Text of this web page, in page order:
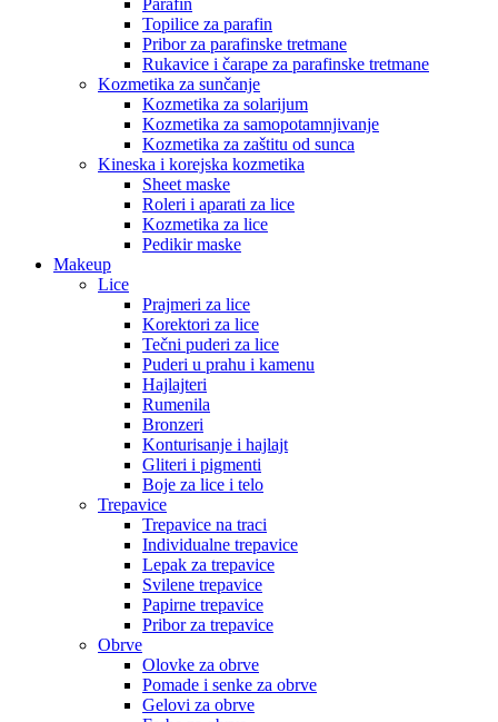
Topilice za parafin
Pribor za parafinske tretmane
Rukavice i čarape za parafinske tretmane
Kozmetika za sunčanje
Kozmetika za solarijum
Kozmetika za samopotamnjivanje
Kozmetika za zaštitu od sunca
Kineska i korejska kozmetika
Sheet maske
Roleri i aparati za lice
Kozmetika za lice
Pedikir maske
Makeup
Lice
Prajmeri za lice
Korektori za lice
Tečni puderi za lice
Puderi u prahu i kamenu
Hajlajteri
Rumenila
Bronzeri
Konturisanje i hajlajt
Gliteri i pigmenti
Boje za lice i telo
Trepavice
Trepavice na traci
Individualne trepavice
Lepak za trepavice
Svilene trepavice
Papirne trepavice
Pribor za trepavice
Obrve
Olovke za obrve
Pomade i senke za obrve
Gelovi za obrve